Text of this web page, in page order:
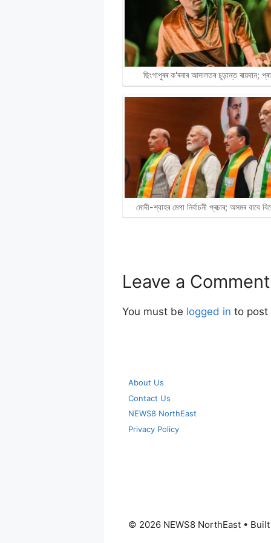
ছিংগাপুৰৰ ক'ৰনাৰ আদালতৰ চূড়ান্ত ৰায়দান;
মোদী-শ্বাহৰ মেগা নিৰ্বাচনী প্ৰচাৰ; অসমৰ বাবে
Leave a Comment
You must be logged in to post
About Us
Contact Us
NEWS8 NorthEast
Privacy Policy
© 2026 NEWS8 NorthEast •